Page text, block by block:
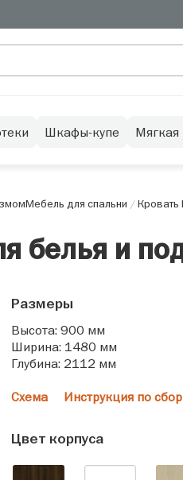
Шкафы-купе Мягкая
Мебель для спальни /
белья и
Размеры
Высота: 900 мм
Ширина: 1480 мм
Глубина: 2112 мм
Схема Инструкция по
Цвет корпуса